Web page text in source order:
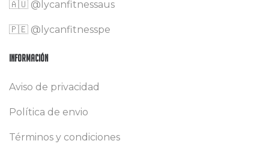
🇦🇺 @lycanfitnessaus
🇵🇪 @lycanfitnesspe
Información
Aviso de privacidad
Política de envio
Términos y condiciones